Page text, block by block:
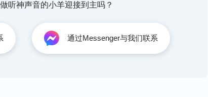
了你，医生也没有办法，药也不管用，只有神是全
草，对呀，我怎么把神给忘了呢？我前几次遇到
告依靠神，都是神帮我减轻了痛苦，让我转危为
神。我赶紧默默祷告神、依靠神！我又看到了神是
听神声音的小羊迎接到主吗？
通过Messenger与我们联系